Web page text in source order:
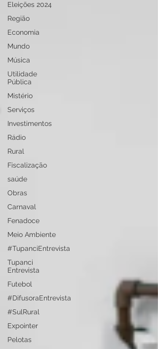
Eleições 2024
Região
Economia
Mundo
Música
Utilidade
Pública
Mistério
Serviços
Investimentos
Rádio
Rural
Fiscalização
saúde
Obras
Carnaval
Fenadoce
Meio Ambiente
#TupanciEntrevista
Tupanci
Entrevista
Futebol
#DifusoraEntrevista
#SulRural
Expointer
Pelotas